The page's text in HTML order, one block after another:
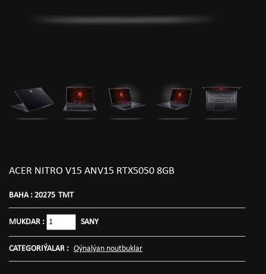
ACER NITRO V15 ANV15 RTX5050 8GB
BAHA : 20275 TMT
MUKDAR : SANY
CATEGORIÝALAR : Oýnalýan noutbuklar